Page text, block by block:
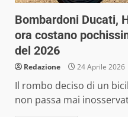
Bombardoni Ducati,
ora costano
del 2026
Redazione 24 Aprile 2026
Il rombo deciso di un
non passa mai